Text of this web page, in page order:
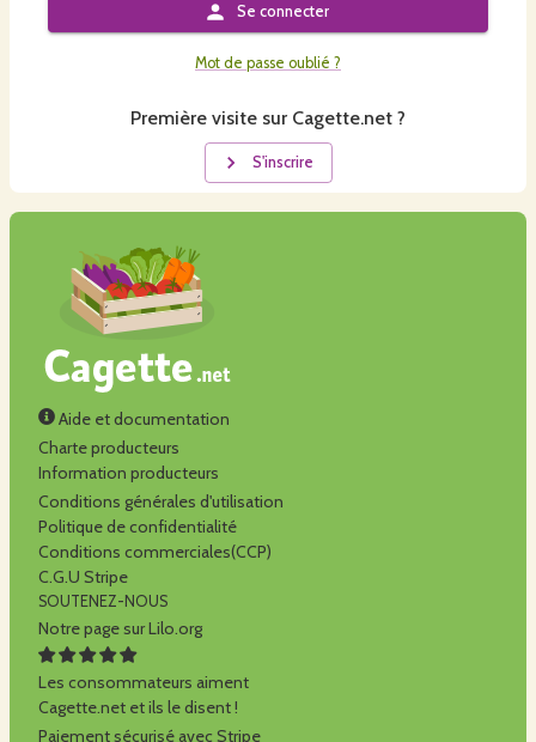
Se connecter
Mot de passe oublié ?
Première visite sur Cagette.net ?
S'inscrire
Aide et documentation
Charte producteurs
Information producteurs
Conditions générales d'utilisation
Politique de confidentialité
Conditions commerciales(CCP)
C.G.U Stripe
SOUTENEZ-NOUS
Notre page sur Lilo.org
Les consommateurs aiment
Cagette.net et ils le disent !
Paiement sécurisé avec Stripe